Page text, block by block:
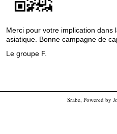
Merci pour votre implication
asiatique. Bonne campagne de
Le groupe F.
Srabe, Powered by